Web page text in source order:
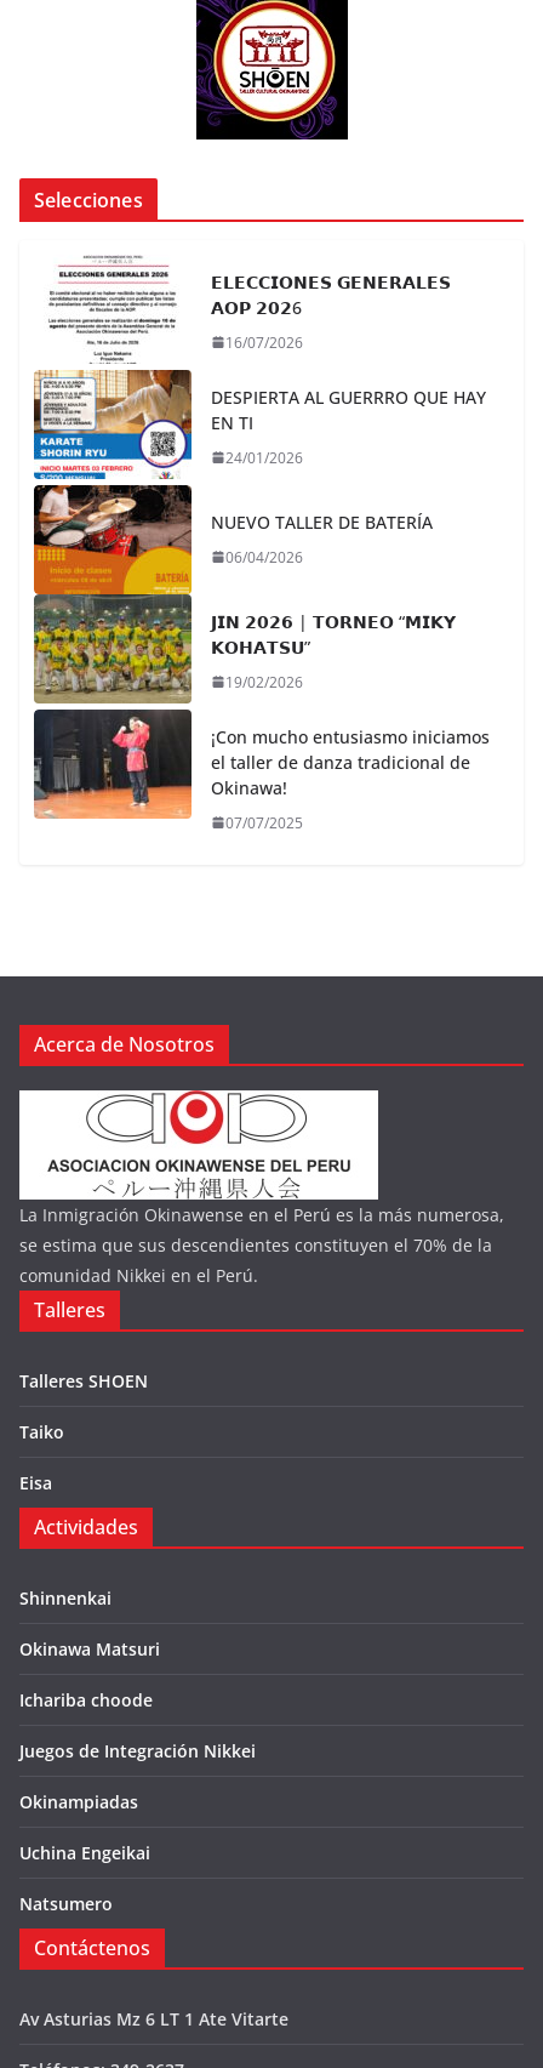
Selecciones
𝗘𝗟𝗘𝗖𝗖𝗜𝗢𝗡𝗘𝗦 𝗚𝗘𝗡𝗘𝗥𝗔𝗟𝗘𝗦
𝗔𝗢𝗣 𝟮𝟬𝟮6
16/07/2026
DESPIERTA AL GUERRRO QUE HAY
EN TI
24/01/2026
NUEVO TALLER DE BATERÍA
06/04/2026
𝗝𝗜𝗡 𝟮𝟬𝟮𝟲 | 𝗧𝗢𝗥𝗡𝗘𝗢 “𝗠𝗜𝗞𝗬
𝗞𝗢𝗛𝗔𝗧𝗦𝗨”
19/02/2026
¡Con mucho entusiasmo iniciamos
el taller de danza tradicional de
Okinawa!
07/07/2025
Acerca de Nosotros
La Inmigración Okinawense en el Perú es la más numerosa,
se estima que sus descendientes constituyen el 70% de la
comunidad Nikkei en el Perú.
Talleres
Talleres SHOEN
Taiko
Eisa
Actividades
Shinnenkai
Okinawa Matsuri
Ichariba choode
Juegos de Integración Nikkei
Okinampiadas
Uchina Engeikai
Natsumero
Contáctenos
Av Asturias Mz 6 LT 1 Ate Vitarte